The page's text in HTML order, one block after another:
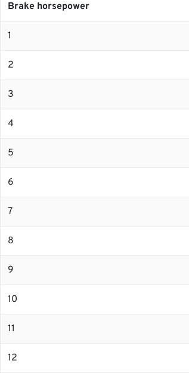
Brake horsepower
1
2
3
4
5
6
7
8
9
10
11
12